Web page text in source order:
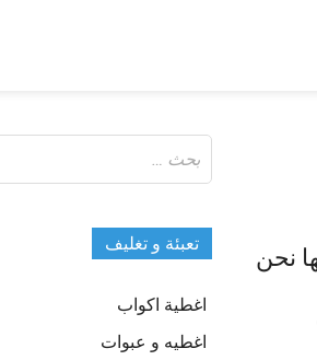
نحن
عن:
تعبئة و تغليف
اغطية اكواب
اغطيه و عبوات